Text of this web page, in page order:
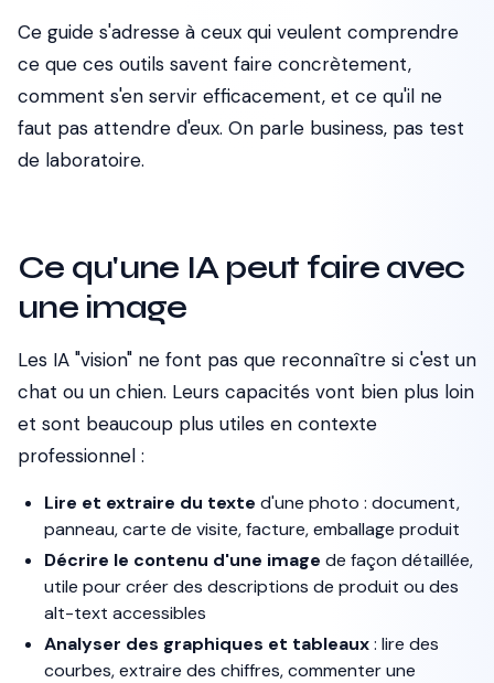
Ce guide s'adresse à ceux qui veulent comprendre
ce que ces outils savent faire concrètement,
comment s'en servir efficacement, et ce qu'il ne
faut pas attendre d'eux. On parle business, pas test
de laboratoire.
Ce qu'une IA peut faire avec
une image
Les IA "vision" ne font pas que reconnaître si c'est un
chat ou un chien. Leurs capacités vont bien plus loin
et sont beaucoup plus utiles en contexte
professionnel :
Lire et extraire du texte d'une photo : document,
panneau, carte de visite, facture, emballage produit
Décrire le contenu d'une image de façon détaillée,
utile pour créer des descriptions de produit ou des
alt-text accessibles
Analyser des graphiques et tableaux: lire des
courbes, extraire des chiffres, commenter une